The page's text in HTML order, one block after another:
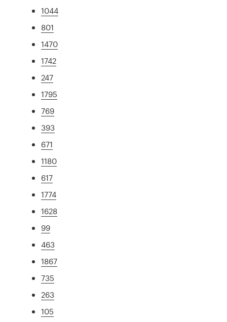
1044
801
1470
1742
247
1795
769
393
671
1180
617
1774
1628
99
463
1867
735
263
105